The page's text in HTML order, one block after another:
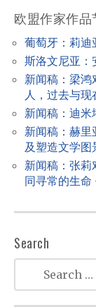
i
g
a
t
i
o
欧盟作家作品
葡萄牙：莉迪
斯洛文尼亚：
新闻稿：梁鸿
人，过去与现
新闻稿：迪米
新闻稿：赫里
及塑造文学图
新闻稿：张莉
同寻常的生
Search